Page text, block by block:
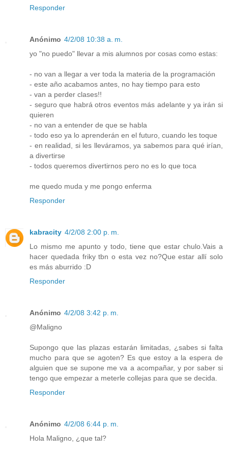
Responder
Anónimo 4/2/08 10:38 a. m.
yo "no puedo" llevar a mis alumnos por cosas como estas:
- no van a llegar a ver toda la materia de la programación
- este año acabamos antes, no hay tiempo para esto
- van a perder clases!!
- seguro que habrá otros eventos más adelante y ya irán si
quieren
- no van a entender de que se habla
- todo eso ya lo aprenderán en el futuro, cuando les toque
- en realidad, si les lleváramos, ya sabemos para qué irían,
a divertirse
- todos queremos divertirnos pero no es lo que toca
me quedo muda y me pongo enferma
Responder
kabracity 4/2/08 2:00 p. m.
Lo mismo me apunto y todo, tiene que estar chulo.Vais a
hacer quedada friky tbn o esta vez no?Que estar allí solo
es más aburrido :D
Responder
Anónimo 4/2/08 3:42 p. m.
@Maligno
Supongo que las plazas estarán limitadas, ¿sabes si falta
mucho para que se agoten? Es que estoy a la espera de
alguien que se supone me va a acompañar, y por saber si
tengo que empezar a meterle collejas para que se decida.
Responder
Anónimo 4/2/08 6:44 p. m.
Hola Maligno, ¿que tal?